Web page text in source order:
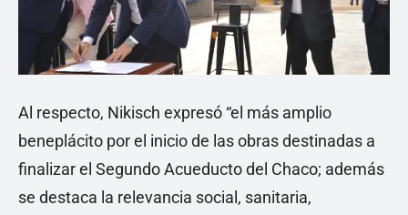
Al respecto, Nikisch expresó “el más amplio
beneplácito por el inicio de las obras destinadas a
finalizar el Segundo Acueducto del Chaco; además
se destaca la relevancia social, sanitaria,